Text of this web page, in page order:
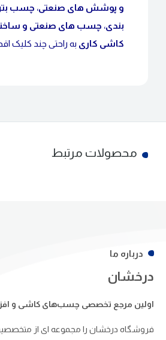
و پوشش های صنعتی، چسب
بندی، چسب های صنعتی و
کاشی کاری به راحتی چند کلیک
محصولات مرتبط
درباره ما
درخشان
اولین مرجع تخصصی چسب‌های کاشی و
فروشگاه درخشان را مجموعه ای از